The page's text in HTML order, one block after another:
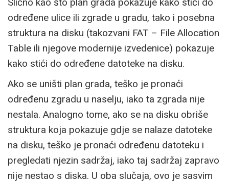
određene ulice ili zgrade u gradu, tako i posebna
struktura na disku (takozvani FAT – File Allocation
Table ili njegove modernije izvedenice) pokazuje
kako stići do određene datoteke na disku.
Ako se uništi plan grada, teško je pronaći
određenu zgradu u naselju, iako ta zgrada nije
nestala. Analogno tome, ako se na disku obriše
struktura koja pokazuje gdje se nalaze datoteke
na disku, teško je pronaći određenu datoteku i
pregledati njezin sadržaj, iako taj sadržaj zapravo
nije nestao s diska. U oba slučaja, ovo je sasvim